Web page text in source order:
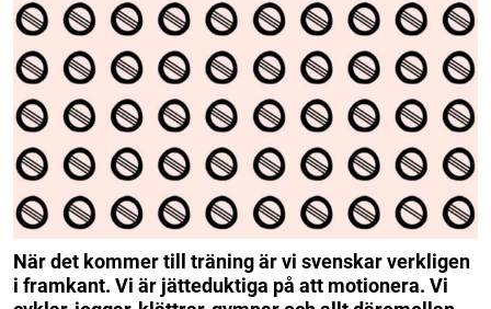
När det kommer till träning är vi svenskar verkligen
i framkant. Vi är jätteduktiga på att motionera. Vi